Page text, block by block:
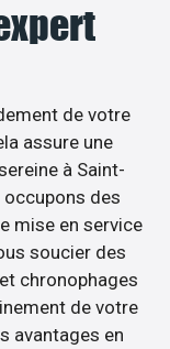
de votre
assure une
à Saint-
des
mise en service
soucier des
chronophages
de votre
avantages en